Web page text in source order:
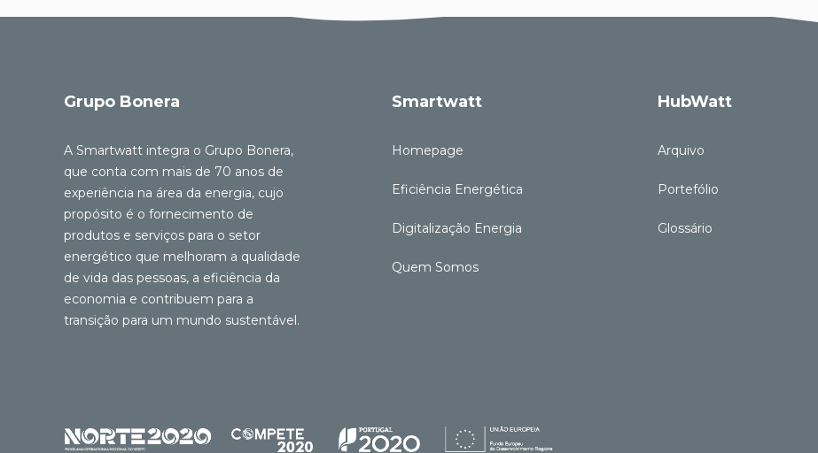
Grupo Bonera
A Smartwatt integra o Grupo Bonera,
que conta com mais de 70 anos de
experiência na área da energia, cujo
propósito é o fornecimento de
produtos e serviços para o setor
energético que melhoram a qualidade
de vida das pessoas, a eficiência da
economia e contribuem para a
transição para um mundo sustentável.
Smartwatt
Homepage
Eficiência Energética
Digitalização Energia
Quem Somos
HubWatt
Arquivo
Portefólio
Glossário